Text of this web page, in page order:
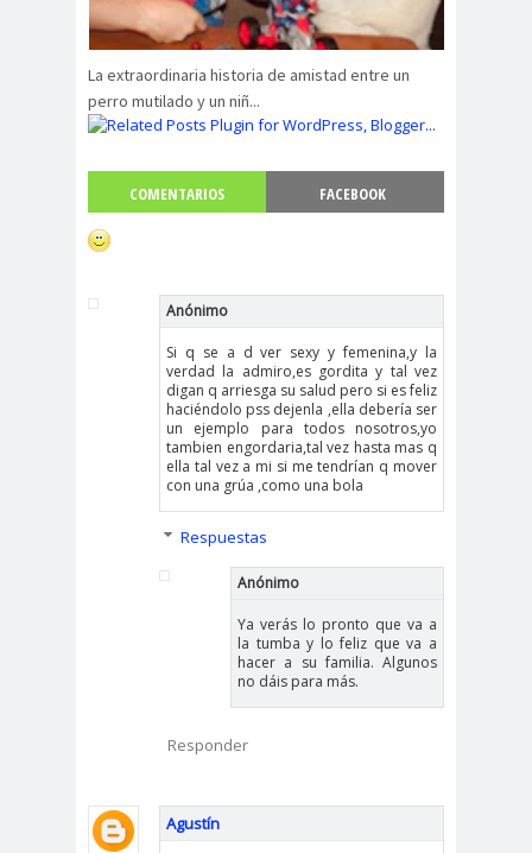
La extraordinaria historia de amistad entre un
perro mutilado y un niñ...
COMENTARIOS FACEBOOK
Anónimo
Si q se a d ver sexy y femenina,y la
verdad la admiro,es gordita y tal vez
digan q arriesga su salud pero si es feliz
haciéndolo pss dejenla ,ella debería ser
un ejemplo para todos nosotros,yo
tambien engordaria,tal vez hasta mas q
ella tal vez a mi si me tendrían q mover
con una grúa ,como una bola
Respuestas
Anónimo
Ya verás lo pronto que va a
la tumba y lo feliz que va a
hacer a su familia. Algunos
no dáis para más.
Responder
Agustín